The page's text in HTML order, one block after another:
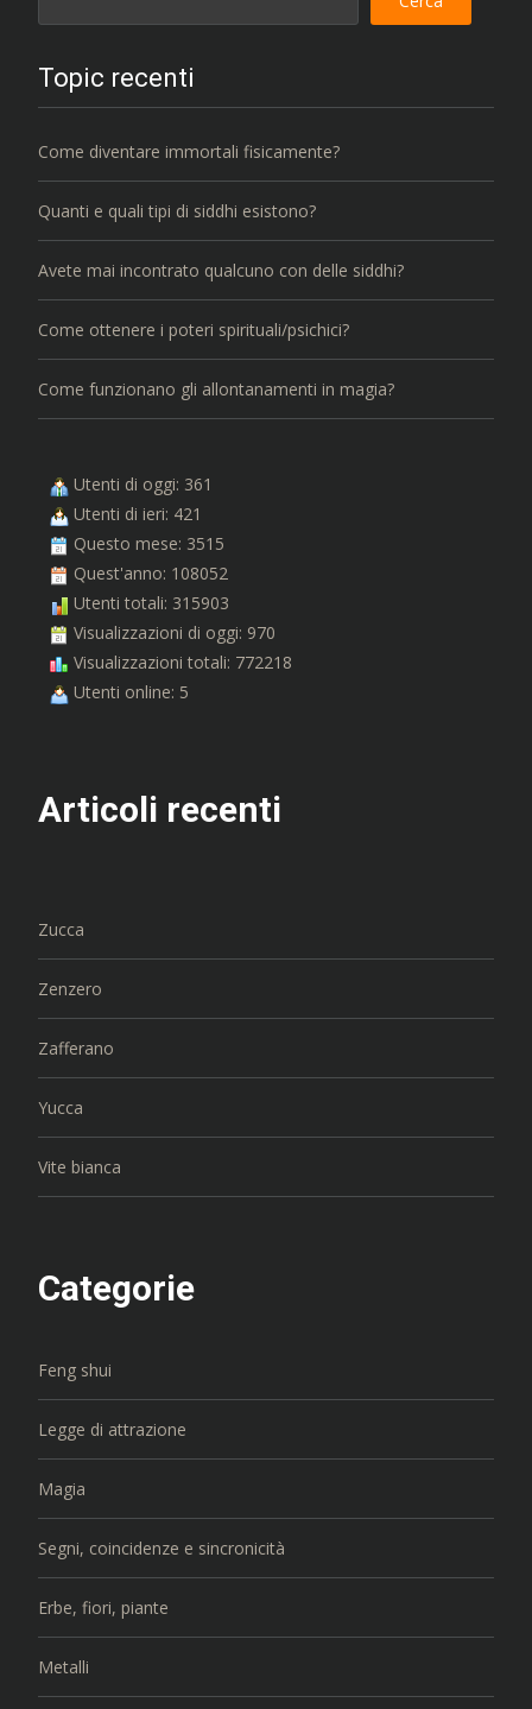
Topic recenti
Come diventare immortali fisicamente?
Quanti e quali tipi di siddhi esistono?
Avete mai incontrato qualcuno con delle siddhi?
Come ottenere i poteri spirituali/psichici?
Come funzionano gli allontanamenti in magia?
Utenti di oggi: 361
Utenti di ieri: 421
Questo mese: 3515
Quest'anno: 108052
Utenti totali: 315903
Visualizzazioni di oggi: 970
Visualizzazioni totali: 772218
Utenti online: 5
Articoli recenti
Zucca
Zenzero
Zafferano
Yucca
Vite bianca
Categorie
Feng shui
Legge di attrazione
Magia
Segni, coincidenze e sincronicità
Erbe, fiori, piante
Metalli